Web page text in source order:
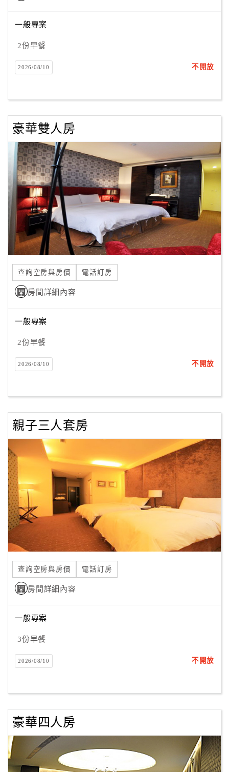
員
戶
客
服
聯
單
Line
線
上
客
服
紅
利
查
訂
房
Q&A
旅
卡
房
請
款
收
據
合
作
提
案
店
作
商
合
作
一般專案
2份早餐
2026/08/10 不開放
豪華雙人房
查詢空房與房價 電話訂房
房間詳細內容
一般專案
2份早餐
2026/08/10 不開放
親子三人套房
查詢空房與房價 電話訂房
房間詳細內容
一般專案
3份早餐
2026/08/10 不開放
豪華四人房